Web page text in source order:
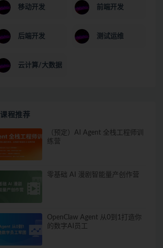
移动开发 前端开发
后端开发 测试运维
云计算/大数据
课程推荐
（预定）AI Agent 全栈工程师训
练营
零基础 AI 漫剧智能量产创作营
OpenClaw Agent 从0到1打造你
的数字AI员工